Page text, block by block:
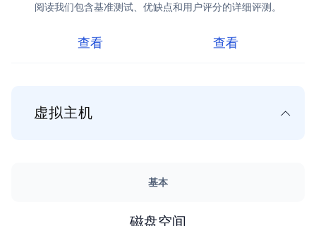
查看
阅读我们包含基准测试、优缺点和用户评分的详细评测。
查看
虚拟主机
基本
磁盘空间